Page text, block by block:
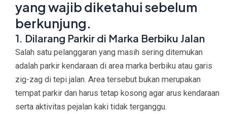
yang wajib diketahui sebelum
berkunjung.
1. Dilarang Parkir di Marka Berbiku Jalan
Salah satu pelanggaran yang masih sering ditemukan
adalah parkir kendaraan di area marka berbiku atau garis
zig-zag di tepi jalan. Area tersebut bukan merupakan
tempat parkir dan harus tetap kosong agar arus kendaraan
serta aktivitas pejalan kaki tidak terganggu.